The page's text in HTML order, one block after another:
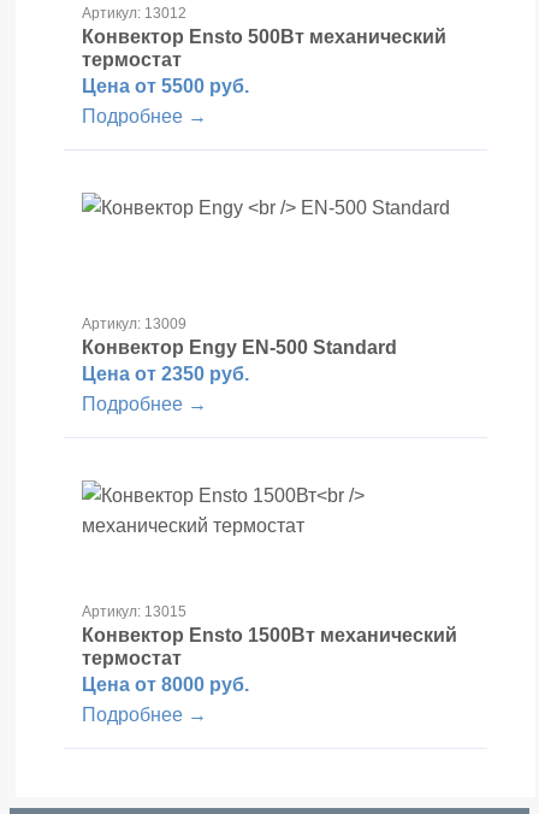
Артикул: 13012
Конвектор Ensto 500Вт механический
термостат
Цена от 5500 руб.
Подробнее →
Артикул: 13009
Конвектор Engy EN-500 Standard
Цена от 2350 руб.
Подробнее →
Артикул: 13015
Конвектор Ensto 1500Вт механический
термостат
Цена от 8000 руб.
Подробнее →